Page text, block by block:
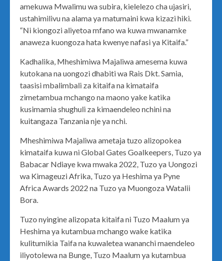
amekuwa Mwalimu wa subira, kielelezo cha ujasiri,
ustahimilivu na alama ya matumaini kwa kizazi hiki.
“Ni kiongozi aliyetoa mfano wa kuwa mwanamke
anaweza kuongoza hata kwenye nafasi ya Kitaifa.”
Kadhalika, Mheshimiwa Majaliwa amesema kuwa
kutokana na uongozi dhabiti wa Rais Dkt. Samia,
taasisi mbalimbali za kitaifa na kimataifa
zimetambua mchango na maono yake katika
kusimamia shughuli za kimaendeleo nchini na
kuitangaza Tanzania nje ya nchi.
Mheshimiwa Majaliwa ametaja tuzo alizopokea
kimataifa kuwa ni Global Gates Goalkeepers, Tuzo ya
Babacar Ndiaye kwa mwaka 2022, Tuzo ya Uongozi
wa Kimageuzi Afrika, Tuzo ya Heshima ya Pyne
Africa Awards 2022 na Tuzo ya Muongoza Watalii
Bora.
Tuzo nyingine alizopata kitaifa ni Tuzo Maalum ya
Heshima ya kutambua mchango wake katika
kulitumikia Taifa na kuwaletea wananchi maendeleo
iliyotolewa na Bunge, Tuzo Maalum ya kutambua